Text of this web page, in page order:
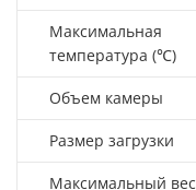
Максимальная
температура (℃)
Объем камеры
Размер загрузки
Максимальный вес